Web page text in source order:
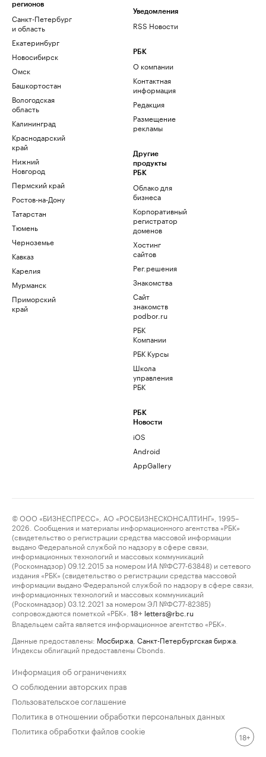
регионов
Санкт-Петербург
и область
Екатеринбург
Новосибирск
Омск
Башкортостан
Вологодская
область
Калининград
Краснодарский
край
Нижний
Новгород
Пермский край
Ростов-на-Дону
Татарстан
Тюмень
Черноземье
Кавказ
Карелия
Мурманск
Приморский
край
Уведомления
RSS Новости
РБК
О компании
Контактная
информация
Редакция
Размещение
рекламы
Другие
продукты
РБК
Облако для
бизнеса
Корпоративный
регистратор
доменов
Хостинг
сайтов
Рег.решения
Знакомства
Сайт
знакомств
podbor.ru
РБК
Компании
РБК Курсы
Школа
управления
РБК
РБК
Новости
iOS
Android
AppGallery
© ООО «БИЗНЕСПРЕСС», АО «РОСБИЗНЕСКОНСАЛТИНГ», 1995–
2026. Сообщения и материалы информационного агентства «РБК»
(свидетельство о регистрации средства массовой информации
выдано Федеральной службой по надзору в сфере связи,
информационных технологий и массовых коммуникаций
(Роскомнадзор) 09.12.2015 за номером ИА №ФС77-63848) и сетевого
издания «РБК» (свидетельство о регистрации средства массовой
информации выдано Федеральной службой по надзору в сфере связи,
информационных технологий и массовых коммуникаций
(Роскомнадзор) 03.12.2021 за номером ЭЛ №ФС77-82385)
сопровождаются пометкой «РБК».
18+ letters@rbc.ru
Владельцем сайта является информационное агентство «РБК».
Данные предоставлены: Мосбиржа Санкт-Петербургская биржа
Индексы облигаций предоставлены Cbonds.
Информация об ограничениях
О соблюдении авторских прав
Пользовательское соглашение
Политика в отношении обработки персональных данных
Политика обработки файлов cookie
18+